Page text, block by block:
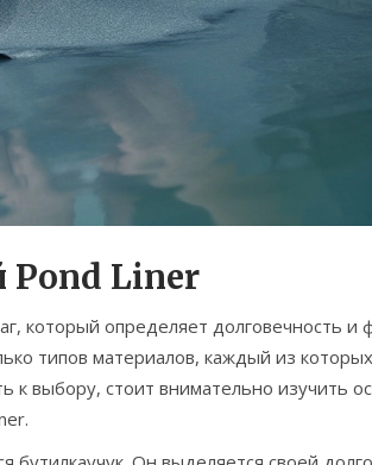
Pond Liner
который определяет долговечность и
типов материалов, каждый из
к выбору, стоит внимательно изучить